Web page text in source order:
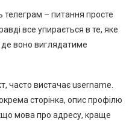
телеграм – питання просте
все упирається в те, яке
де воно виглядатиме
часто вистачає username.
сторінка, опис профілю
мова про адресу, краще